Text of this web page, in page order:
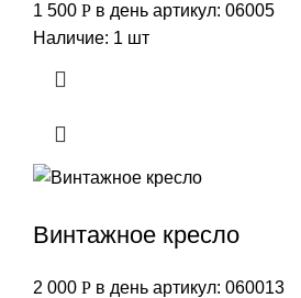
1 500 Р в день артикул: 06005
Наличие: 1 шт
Винтажное кресло
2 000 Р в день артикул: 060013